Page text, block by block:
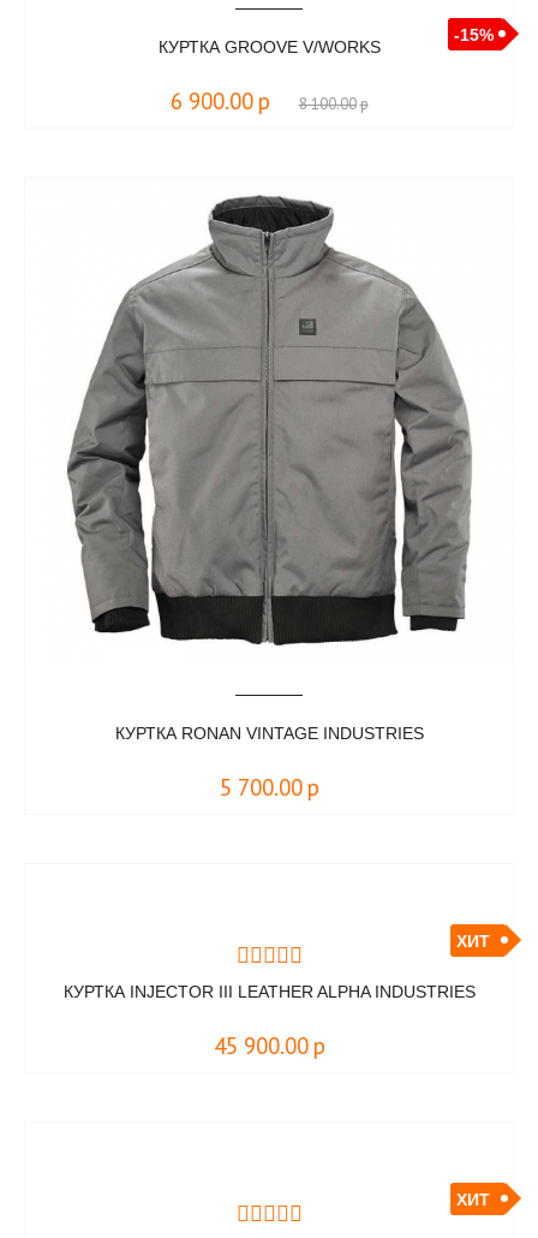
-15%
КУРТКА GROOVE V/WORKS
6 900.00 р 8 100.00р
КУРТКА RONAN VINTAGE INDUSTRIES
5 700.00 р
ХИТ
КУРТКА INJECTOR III LEATHER ALPHA INDUSTRIES
45 900.00 р
ХИТ